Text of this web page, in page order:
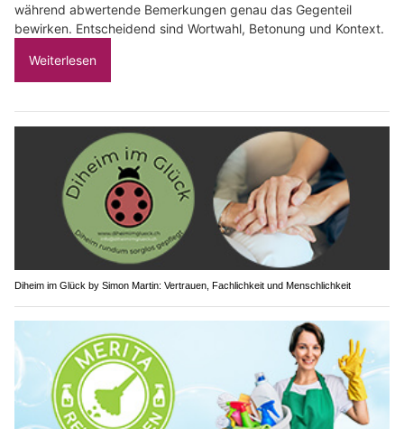
während abwertende Bemerkungen genau das Gegenteil
bewirken. Entscheidend sind Wortwahl, Betonung und Kontext.
Weiterlesen
Diheim im Glück by Simon Martin: Vertrauen, Fachlichkeit und Menschlichkeit